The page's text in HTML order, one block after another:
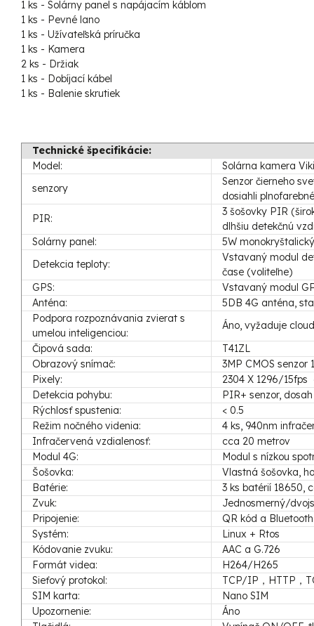
1 ks - Solárny panel s napájacím káblom
1 ks - Pevné lano
1 ks - Užívateľská príručka
1 ks - Kamera
2 ks - Držiak
1 ks - Dobíjací kábel
1 ks - Balenie skrutiek
Technické špecifikácie:
Model:
Solárna kamera
senzory
Senzor čierneho
dosiahli
PIR:
3 šošovky PIR
dlhšiu detekčnú
Solárny panel:
5W
Detekcia teploty:
Vstavaný modul
čase (voliteľne)
GPS:
Vstavaný modul
Anténa:
5DB 4G anténa,
Podpora rozpoznávania zvierat s
umelou inteligenciou:
Áno, vyžaduje
Čipová sada:
T41ZL
Obrazový snímač:
3MP CMOS senzor
Pixely:
2304 X 1296/
Detekcia pohybu:
PIR+ senzor,
Rýchlosť spustenia:
< 0.5
Režim nočného videnia:
4 ks, 940nm
Infračervená vzdialenosť:
cca 20 metrov
Modul 4G:
Modul s nízkou
Šošovka:
Vlastná šošovka,
Batérie:
3 ks batérií 18650,
Zvuk:
Jednosmerný/
Pripojenie:
QR kód a Bluetooth
Systém:
Linux + Rtos
Kódovanie zvuku:
AAC a G.726
Formát videa:
H264/H265
Sieťový protokol:
TCP/IP，HTTP，
SIM karta:
Nano SIM
Upozornenie:
Áno